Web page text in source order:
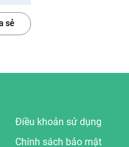
sẻ
Điều khoản sử dụng
Chính sách bảo mật